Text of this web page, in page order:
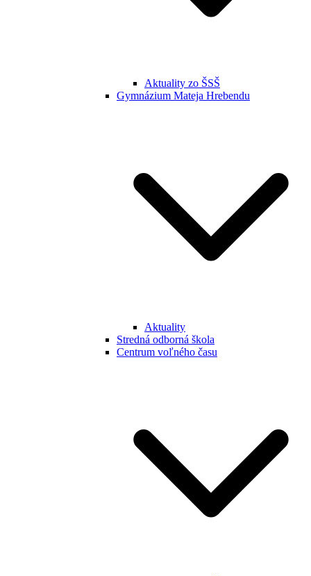
Aktuality zo ŠSŠ
Gymnázium Mateja Hrebendu
Aktuality
Stredná odborná škola
Centrum voľného času